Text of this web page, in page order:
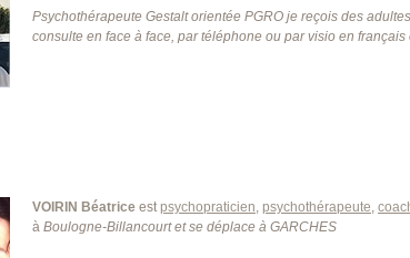
Psychothérapeute Gestalt orientée PGRO je reçois des
consulte en face à face, par téléphone ou par visio en français
VOIRIN Béatrice estpsychopraticien, psychothérapeute,
à Boulogne-Billancourt et se déplace à GARCHES